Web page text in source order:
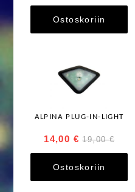
Ostoskoriin
ALPINA PLUG-IN-LIGHT
14,00 € 19,00 €
Ostoskoriin